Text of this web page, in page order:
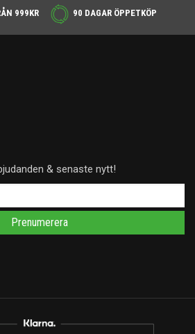
999KR
90 DAGAR ÖPPETKÖP
& senaste nytt!
Prenumerera